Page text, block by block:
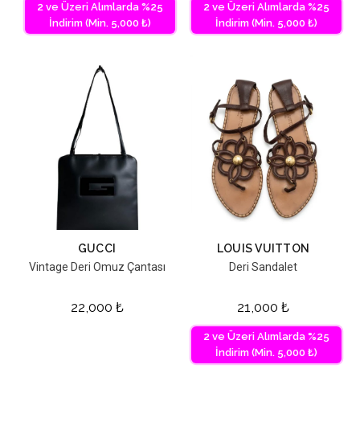
2 ve Üzeri Alımlarda %25
İndirim (Min. 5,000 ₺)
2 ve Üzeri Alımlarda %25
İndirim (Min. 5,000 ₺)
GUCCI
Vintage Deri Omuz Çantası
22,000 ₺
LOUIS VUITTON
Deri Sandalet
21,000 ₺
2 ve Üzeri Alımlarda %25
İndirim (Min. 5,000 ₺)